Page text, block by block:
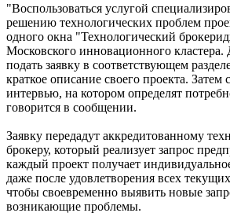
"Воспользоваться услугой
решению технологических проблем
одного окна "Технологический
Московского инновационного кластера.
подать заявку в соответствующем
краткое описание своего проекта. Затем
интервью, на котором определят
говорится в сообщении.
Заявку передадут аккредитованному
брокеру, который реализует запрос
каждый проект получает
даже после удовлетворения всех
чтобы своевременно выявить новые
возникающие проблемы.